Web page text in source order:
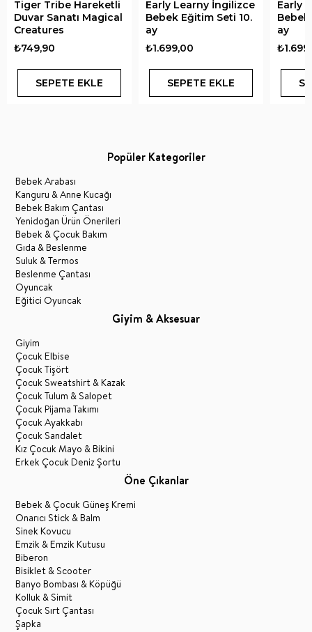
Tiger Tribe Hareketli
Duvar Sanatı Magical
Creatures
₺749,90
SEPETE EKLE
Early Learny İngilizce
Bebek Eğitim Seti 10.
ay
₺1.699,00
SEPETE EKLE
Early
Bebek
ay
Popüler Kategoriler
Bebek Arabası
Kanguru & Anne Kucağı
Bebek Bakım Çantası
Yenidoğan Ürün Önerileri
Bebek & Çocuk Bakım
Gıda & Beslenme
Suluk & Termos
Beslenme Çantası
Oyuncak
Eğitici Oyuncak
Giyim & Aksesuar
Giyim
Çocuk Elbise
Çocuk Tişört
Çocuk Sweatshirt & Kazak
Çocuk Tulum & Salopet
Çocuk Pijama Takımı
Çocuk Ayakkabı
Çocuk Sandalet
Kız Çocuk Mayo & Bikini
Erkek Çocuk Deniz Şortu
Öne Çıkanlar
Bebek & Çocuk Güneş Kremi
Onarıcı Stick & Balm
Sinek Kovucu
Emzik & Emzik Kutusu
Biberon
Bisiklet & Scooter
Banyo Bombası & Köpüğü
Kolluk & Simit
Çocuk Sırt Çantası
Şapka